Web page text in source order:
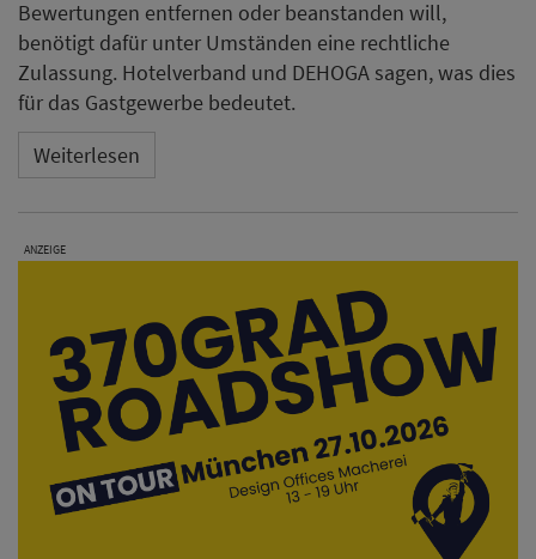
Bewertungen entfernen oder beanstanden will,
benötigt dafür unter Umständen eine rechtliche
Zulassung. Hotelverband und DEHOGA sagen, was dies
für das Gastgewerbe bedeutet.
Weiterlesen
ANZEIGE